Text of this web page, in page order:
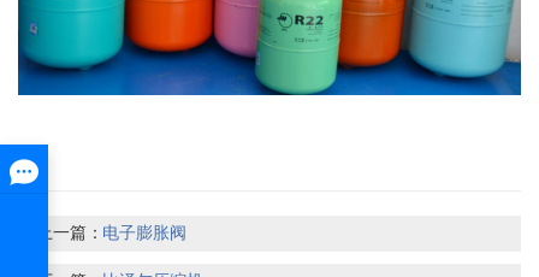
上一篇： ​电子膨胀阀